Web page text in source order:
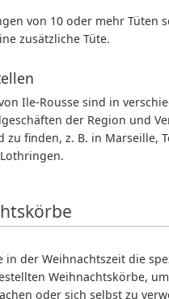
von 10 oder mehr Tüten
zusätzliche Tüte.
Ile-Rousse sind in
der Region und
zu finden, z. B. in Marseille,
in der Weihnachtszeit die
Weihnachtskörbe,
oder sich selbst zu